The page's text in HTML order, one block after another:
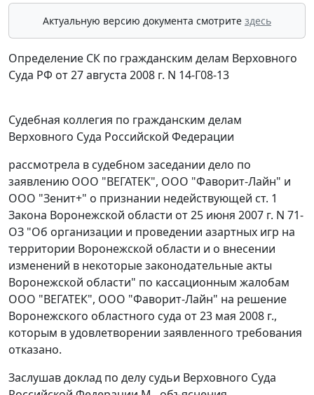
Актуальную версию документа смотрите здесь
Определение СК по гражданским делам Верховного
Суда РФ от 27 августа 2008 г. N 14-Г08-13
Судебная коллегия по гражданским делам
Верховного Суда Российской Федерации
рассмотрела в судебном заседании дело по
заявлению ООО "ВЕГАТЕК", ООО "Фаворит-Лайн" и
ООО "Зенит+" о признании недействующей ст. 1
Закона Воронежской области от 25 июня 2007 г. N 71-
ОЗ "Об организации и проведении азартных игр на
территории Воронежской области и о внесении
изменений в некоторые законодательные акты
Воронежской области" по кассационным жалобам
ООО "ВЕГАТЕК", ООО "Фаворит-Лайн" на решение
Воронежского областного суда от 23 мая 2008 г.,
которым в удовлетворении заявленного требования
отказано.
Заслушав доклад по делу судьи Верховного Суда